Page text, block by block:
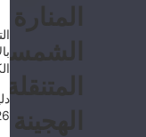
المنارة
المتنقلة
الهجينة